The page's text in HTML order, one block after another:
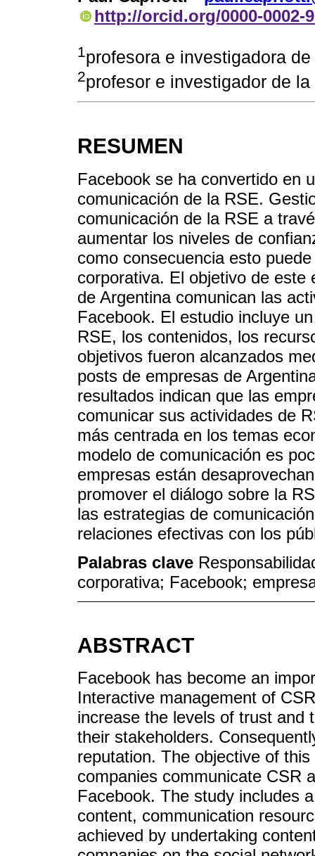
http://orcid.org/0000-0002-
1profesora e investigadora
2profesor e investigador de
RESUMEN
Facebook se ha convertido en
comunicación de la RSE.
comunicación de la RSE a
aumentar los niveles de
como consecuencia esto
corporativa. El objetivo de este
de Argentina comunican las
Facebook. El estudio incluye
RSE, los contenidos, los
objetivos fueron alcanzados
posts de empresas de
resultados indican que las
comunicar sus actividades de
más centrada en los temas
modelo de comunicación es
empresas están
promover el diálogo sobre la
las estrategias de
relaciones efectivas con los
Palabras clave
corporativa; Facebook;
ABSTRACT
Facebook has become an
Interactive management of
increase the levels of trust and
their stakeholders.
reputation. The objective of
companies communicate CSR
Facebook. The study includes
content, communication
achieved by undertaking